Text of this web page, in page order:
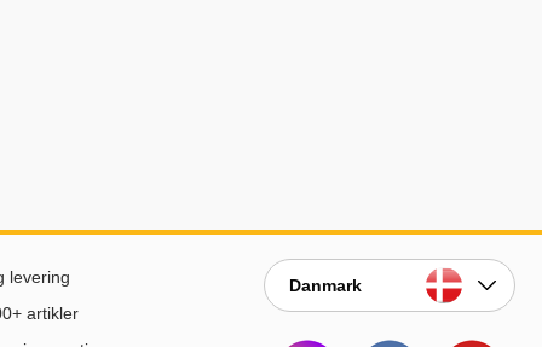
levering
artikler
Danmark